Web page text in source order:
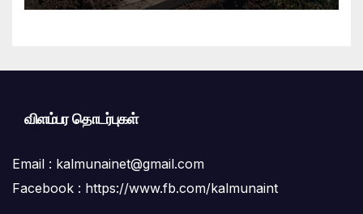
இணைந்து விசேட தூய்மைப் பணி.
விளம்பர தொடர்புகள்
Email : kalmunainet@gmail.com
Facebook : https://www.fb.com/kalmunaint